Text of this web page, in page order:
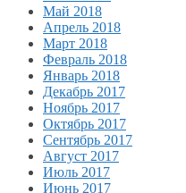
Май 2018
Апрель 2018
Март 2018
Февраль 2018
Январь 2018
Декабрь 2017
Ноябрь 2017
Октябрь 2017
Сентябрь 2017
Август 2017
Июль 2017
Июнь 2017